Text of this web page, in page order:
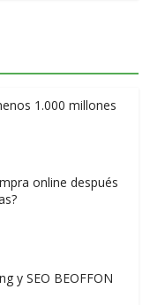
1.000 millones
online después
y SEO BEOFFON